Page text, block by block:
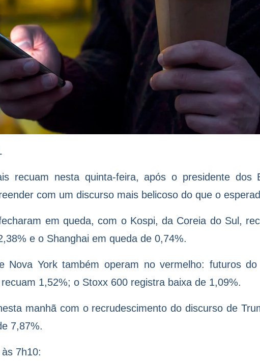
recuam nesta quinta-feira, após o presidente dos
com um discurso mais belicoso do que o
em queda, com o Kospi, da Coreia do Sul,
e o Shanghai em queda de 0,74%.
Nova York também operam no vermelho: futuros
1,52%; o Stoxx 600 registra baixa de 1,09%.
manhã com o recrudescimento do discurso de
7,87%.
7h10: